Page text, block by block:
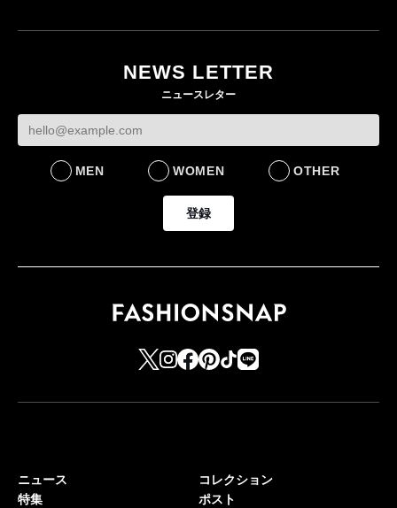
ケットなど7型を発売
FASHION
をラインナップ
LIFESTYLE
NEWS LETTER
ニュースレター
MEN WOMEN OTHER
登録
ニュース
特集
コレクション
ポスト